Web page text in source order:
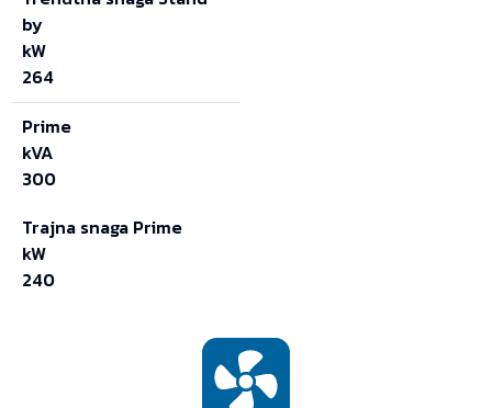
by
kW
264
Prime
kVA
300
Trajna snaga Prime
kW
240